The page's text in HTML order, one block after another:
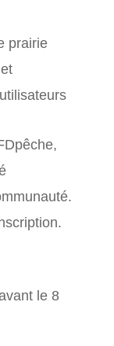
prairie
le 8